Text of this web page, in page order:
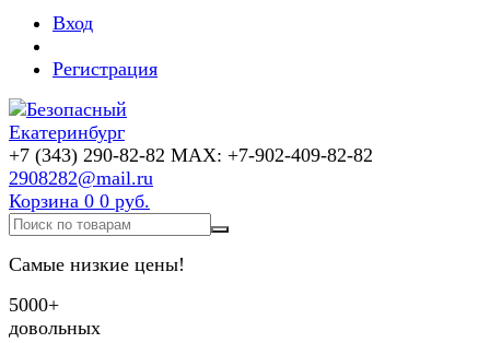
Вход
Регистрация
+7 (343) 290-82-82 MAX: +7-902-409-82-82
2908282@mail.ru
Корзина 0 0 руб.
Самые низкие цены!
5000+
довольных